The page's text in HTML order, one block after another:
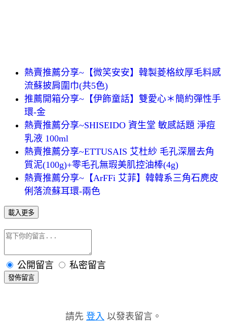
熱賣推薦分享~【微笑安安】韓製菱格紋厚毛料感
流蘇披肩圍巾(共5色)
推薦開箱分享~【伊飾童話】雙愛心＊簡約彈性手
環-金
熱賣推薦分享~SHISEIDO 資生堂 敏感話題 淨痘
乳液 100ml
熱賣推薦分享~ETTUSAIS 艾杜紗 毛孔深層去角
質泥(100g)+零毛孔無瑕美肌控油棒(4g)
熱賣推薦分享~【ArFFi 艾菲】韓韓系三角石麂皮
俐落流蘇耳環-兩色
載入更多
公開留言 私密留言
發佈留言
請先 登入 以發表留言。